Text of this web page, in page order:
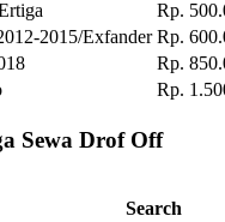
Rp.
2015/Exfander Rp.
Rp.
Rp.
Sewa Drof Off
Search